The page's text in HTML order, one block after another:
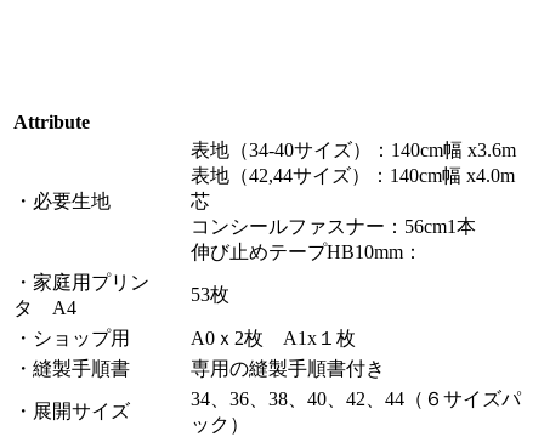
Attribute
・必要生地
表地（34-40サイズ）：140cm幅 x3.6m
表地（42,44サイズ）：140cm幅 x4.0m
芯
コンシールファスナー：56cm1本
伸び止めテープHB10mm：
・家庭用プリン
タ A4
53枚
・ショップ用
A0ｘ2枚 A1x１枚
・縫製手順書
専用の縫製手順書付き
・展開サイズ
34、36、38、40、42、44（６サイズパ
ック）